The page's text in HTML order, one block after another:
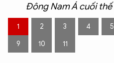
Đông Nam Á cuối thế
1 2 3 4 5
9 10 11